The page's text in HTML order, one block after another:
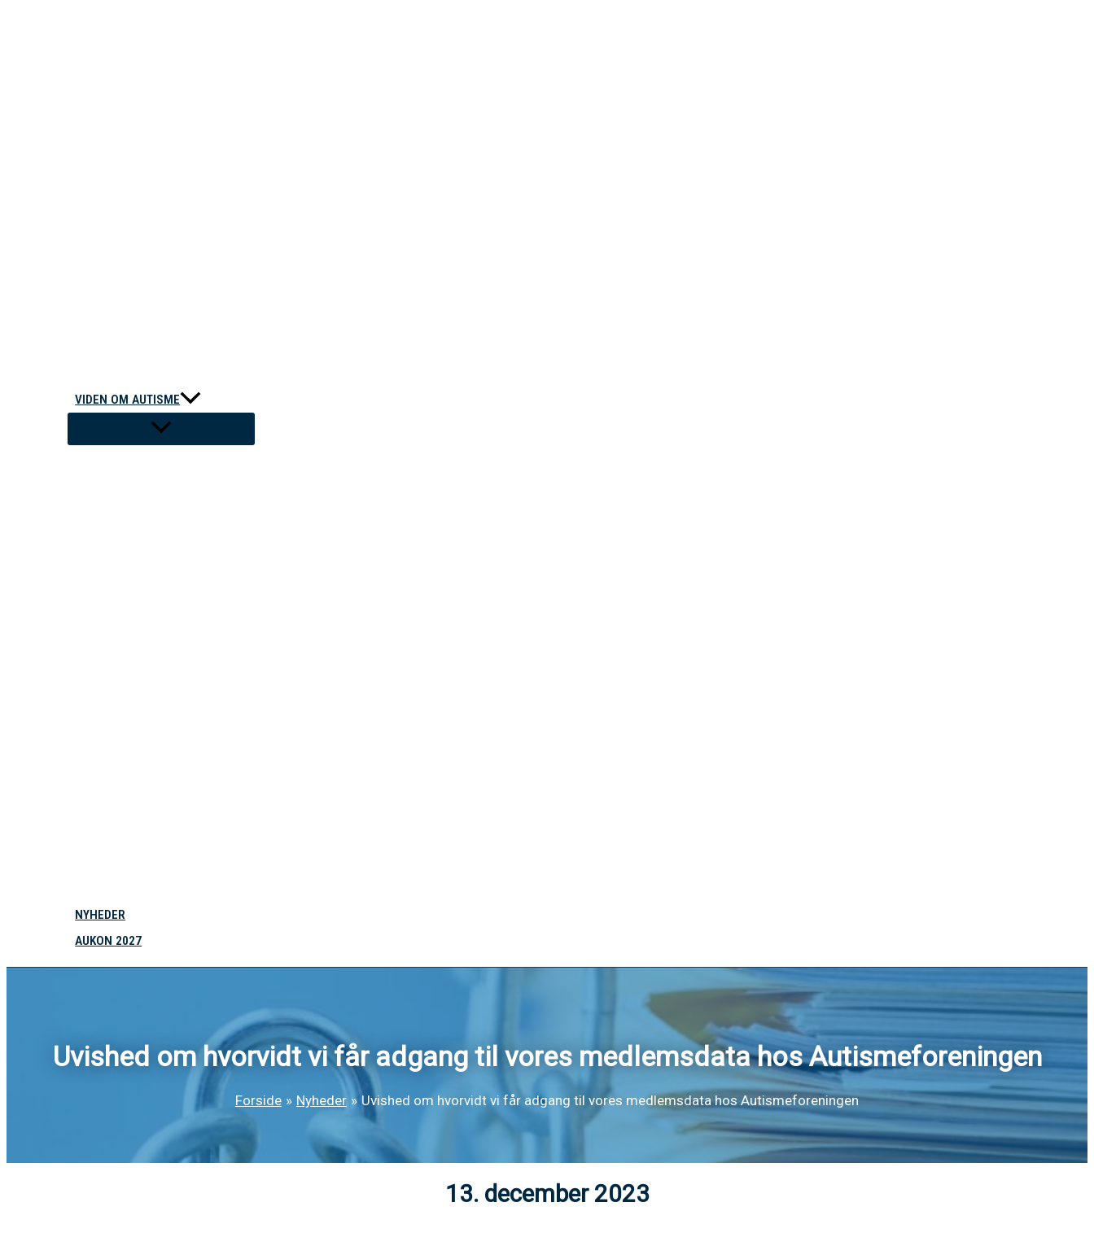
VIDEN OM AUTISME
NYHEDER
AUKON 2027
Uvished om hvorvidt vi får adgang til vores medlemsdata hos Autismeforeningen
Forside Nyheder Uvished om hvorvidt vi får adgang til vores medlemsdata hos Autismeforeningen
13. december 2023